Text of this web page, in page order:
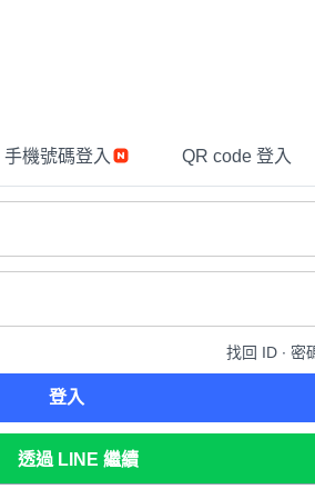
手機號碼登入 QR code 登入
找回 ID ∙ 密
登入
透過 LINE 繼續